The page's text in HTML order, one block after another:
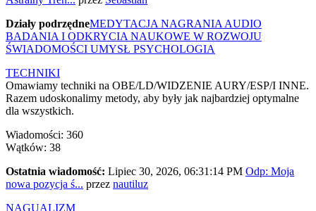
Działy podrzędneMEDYTACJA NAGRANIA AUDIO
BADANIA I ODKRYCIA NAUKOWE W ROZWOJU
ŚWIADOMOŚCI UMYSŁ PSYCHOLOGIA
TECHNIKI
Omawiamy techniki na OBE/LD/WIDZENIE AURY/ESP/I INNE.
Razem udoskonalimy metody, aby były jak najbardziej optymalne
dla wszystkich.
Wiadomości: 360
Wątków: 38
Ostatnia wiadomość: Lipiec 30, 2026, 06:31:14 PM Odp: Moja
nowa pozycja ś... przez nautiluz
NAGUALIZM